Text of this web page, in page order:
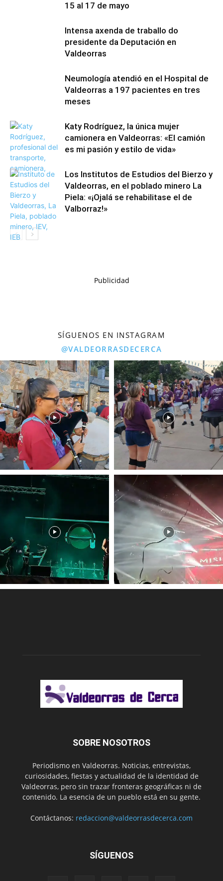
15 al 17 de mayo
Intensa axenda de traballo do
presidente da Deputación en
Valdeorras
Neumología atendió en el Hospital de
Valdeorras a 197 pacientes en tres
meses
Katy Rodríguez, la única mujer
camionera en Valdeorras: «El camión
es mi pasión y estilo de vida»
Los Institutos de Estudios del Bierzo y
Valdeorras, en el poblado minero La
Piela: «¡Ojalá se rehabilitase el de
Valborraz!»
Publicidad
SÍGUENOS EN INSTAGRAM
@VALDEORRASDECERCA
SOBRE NOSOTROS
Periodismo en Valdeorras. Noticias, entrevistas,
curiosidades, fiestas y actualidad de la identidad de
Valdeorras, pero sin trazar fronteras geográficas ni de
contenido. La esencia de un pueblo está en su gente.
Contáctanos: redaccion@valdeorrasdecerca.com
SÍGUENOS